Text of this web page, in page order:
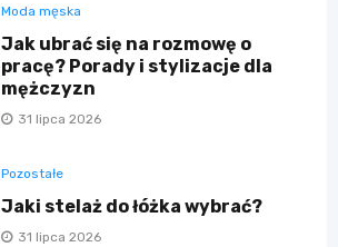
Moda męska
Jak ubrać się na rozmowę o
pracę? Porady i stylizacje dla
mężczyzn
31 lipca 2026
Pozostałe
Jaki stelaż do łóżka wybrać?
31 lipca 2026